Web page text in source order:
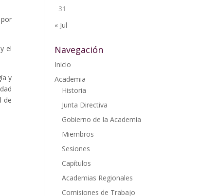
el
y
de
31
« Jul
Navegación
Inicio
Academia
Historia
Junta Directiva
Gobierno de la Academia
Miembros
Sesiones
Capítulos
Academias Regionales
Comisiones de Trabajo